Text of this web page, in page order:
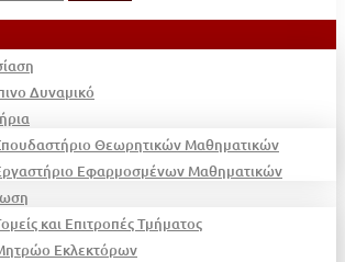
Δυναμικό
Θεωρητικών Μαθηματικών
Εφαρμοσμένων Μαθηματικών
και Επιτροπές Τμήματος
Εκλεκτόρων